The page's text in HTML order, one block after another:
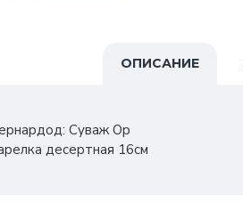
ОПИСАНИЕ
Суваж Ор
десертная 16см